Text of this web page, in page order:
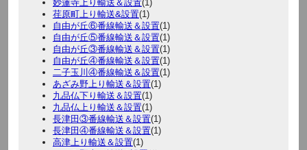
妙蓮寺上り輸送＆設置(1)
荏原町上り輸送&設置(1)
自由が丘⑥番線輸送＆設置(1)
自由が丘⑤番線輸送＆設置(1)
自由が丘③番線輸送＆設置(1)
自由が丘④番線輸送＆設置(1)
二子玉川④番線輸送＆設置(1)
あざみ野上り輸送＆設置(1)
九品仏下り輸送＆設置(1)
九品仏上り輸送＆設置(1)
長津田③番線輸送＆設置(1)
長津田④番線輸送＆設置(1)
高津上り輸送＆設置(1)